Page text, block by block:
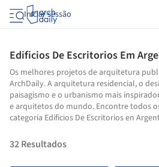
Iniciar sessão
Edificios De Escritorios Em
Os melhores projetos de arquitetura
ArchDaily. A arquitetura residencial, o
paisagismo e o urbanismo mais
e arquitetos do mundo. Encontre todos
categoria Edificios De Escritorios en
32Resultados